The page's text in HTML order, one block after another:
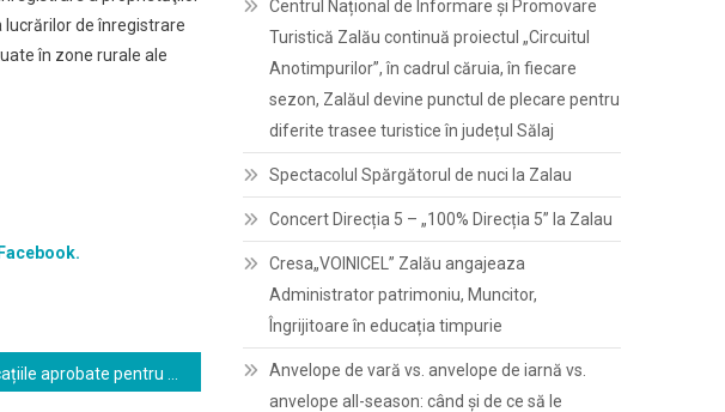
lucrărilor de înregistrare
în zone rurale ale
Facebook.
Centrul Național de Informare și Promovare
Turistică Zalău continuă proiectul „Circuitul
Anotimpurilor”, în cadrul căruia, în fiecare
sezon, Zalăul devine punctul de plecare pentru
diferite trasee turistice în județul Sălaj
Spectacolul Spărgătorul de nuci la Zalau
Concert Direcția 5 – „100% Direcția 5” la Zalau
Cresa„VOINICEL” Zalău angajeaza
Administrator patrimoniu, Muncitor,
Îngrijitoare în educația timpurie
Anvelope de vară vs. anvelope de iarnă vs.
anvelope all-season: când și de ce să le